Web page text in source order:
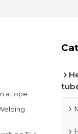
a tope